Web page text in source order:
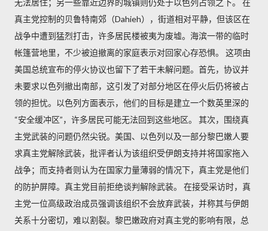
无法居住；另一些靠近边界的城镇则仍处于以色列占领之下。 在
真主党控制的贝鲁特南郊（Dahieh），街道相对平静，但该区在
战争中遭到猛烈打击，许多居民楼被夷为废墟。海滨一带的临时
帐篷营地里，不少被迫撤离的家庭表示对回家心存恐惧。 这项由
美国总统宣布的停火协议也留下了若干未解问题。首先，协议并
未要求以色列撤出南部，这引发了对部分地区在停火后仍将被占
领的担忧。以色列方面表示，他们的目标是建立一个数英里深的
“安全缓冲区”，许多居民可能无法回到这些地区。 其次，围绕真
主党武装的问题仍然尖锐。美国、以色列以及一部分黎巴嫩人要
求真主党解除武装，批评者认为该组织受伊朗支持并将国家拖入
战争；而支持者则认为在国家力量薄弱的情况下，真主党是他们
的防护屏障。真主党目前拒绝谈判解除武装。 在接受采访时，真
主党一位高级政治成员强调该组织不会放弃武装，并称其与伊朗
关系十分密切，难以割裂。黎巴嫩政府对真主党的影响有限，总